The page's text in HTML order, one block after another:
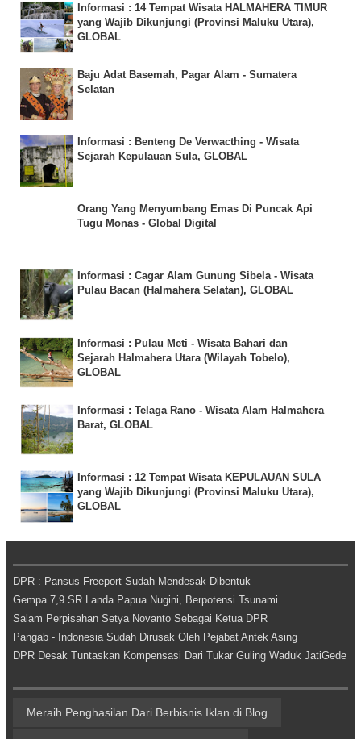
Informasi : 14 Tempat Wisata HALMAHERA TIMUR
yang Wajib Dikunjungi (Provinsi Maluku Utara),
GLOBAL
Baju Adat Basemah, Pagar Alam - Sumatera
Selatan
Informasi : Benteng De Verwacthing - Wisata
Sejarah Kepulauan Sula, GLOBAL
Orang Yang Menyumbang Emas Di Puncak Api
Tugu Monas - Global Digital
Informasi : Cagar Alam Gunung Sibela - Wisata
Pulau Bacan (Halmahera Selatan), GLOBAL
Informasi : Pulau Meti - Wisata Bahari dan
Sejarah Halmahera Utara (Wilayah Tobelo),
GLOBAL
Informasi : Telaga Rano - Wisata Alam Halmahera
Barat, GLOBAL
Informasi : 12 Tempat Wisata KEPULAUAN SULA
yang Wajib Dikunjungi (Provinsi Maluku Utara),
GLOBAL
DPR : Pansus Freeport Sudah Mendesak Dibentuk
Gempa 7,9 SR Landa Papua Nugini, Berpotensi Tsunami
Salam Perpisahan Setya Novanto Sebagai Ketua DPR
Pangab - Indonesia Sudah Dirusak Oleh Pejabat Antek Asing
DPR Desak Tuntaskan Kompensasi Dari Tukar Guling Waduk JatiGede
Meraih Penghasilan Dari Berbisnis Iklan di Blog